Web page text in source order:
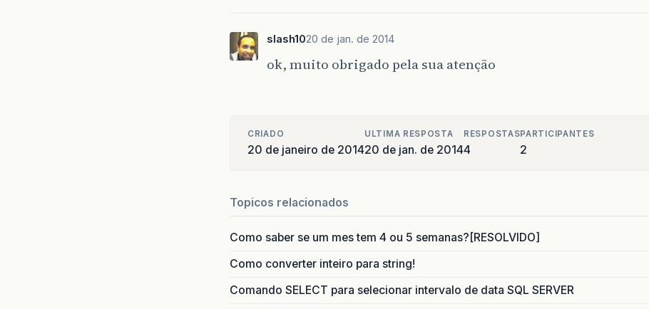
slash1020 de jan. de 2014
ok, muito obrigado pela sua atenção
CRIADO
20 de janeiro de 2014
ULTIMA RESPOSTA
20 de jan. de 2014
RESPOSTAS
4
PARTICIPANTES
2
Topicos relacionados
Como saber se um mes tem 4 ou 5 semanas?[RESOLVIDO]
Como converter inteiro para string!
Comando SELECT para selecionar intervalo de data SQL SERVER